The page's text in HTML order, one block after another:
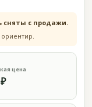
сняты с продажи.
цена